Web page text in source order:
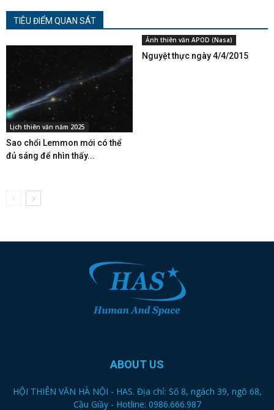
TIÊU ĐIỂM QUAN SÁT
Lịch thiên văn năm 2025
Sao chổi Lemmon mới có thể
đủ sáng để nhìn thấy...
Ảnh thiên văn APOD (Nasa)
Nguyệt thực ngày 4/4/2015
ABOUT US
HỘI THIÊN VĂN HÀ NỘI - HAS. Địa chỉ: Số 8, ngách 39, ngõ 68,
Cầu Giầy - Hotline: 0986.666.987